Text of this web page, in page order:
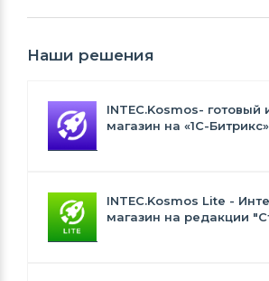
Наши решения
INTEC.Kosmos- готовый
магазин на «1С-
INTEC.Kosmos Lite -
магазин на редакции